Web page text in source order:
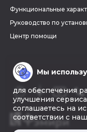
Функциональные
Руководство по
Центр помощи
Мы
для обеспечения
улучшения
соглашаетесь на
соответствии с